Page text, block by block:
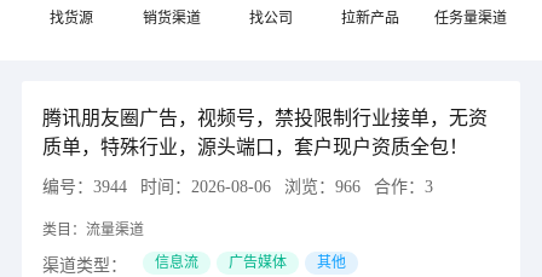
找货源 销货渠道 找公司 拉新产品 任务量渠道
腾讯朋友圈广告，视频号，禁投限制行业接单，无资
质单，特殊行业，源头端口，套户现户资质全包！
编号： 3944 时间： 2026-08-06 浏览： 966 合作： 3
类目： 流量渠道
渠道类型： 信息流 广告媒体 其他